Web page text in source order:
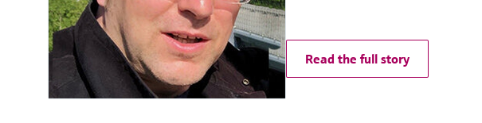
Read the full story